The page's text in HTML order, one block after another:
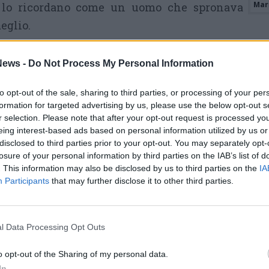
- Do Not Process My Personal Information
opt-out of the sale, sharing to third parties, or processing of your
for targeted advertising by us, please use the below opt-out
selection. Please note that after your opt-out request is processed
interest-based ads based on personal information utilized by us
to third parties prior to your opt-out. You may separately
of your personal information by third parties on the IAB’s list of
This information may also be disclosed by us to third parties on the
Participants that may further disclose it to other third parties.
Data Processing Opt Outs
opt-out of the Sharing of my personal data.
ricordano come un uomo che spronava
per me – ha ricordato il primo cittadino di
-. Conservo un ricordo bellissimo di lui. E'
andare oltre l´impegno politico dando
Era un uomo caparbio e determinato
all'ultimo: infatti, pochi giorni prima di
per i preparativi della Sagra del Lazzaretto.
cordiale e umile. Nei momenti di
a darti sostegno e fiducia".